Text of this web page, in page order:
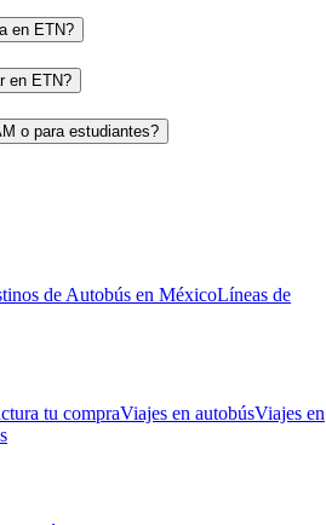
en ETN?
en ETN?
o para estudiantes?
de Autobús en MéxicoLíneas de
tu compraViajes en autobúsViajes en